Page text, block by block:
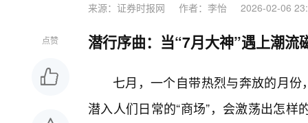
来源：证券时报网 作者：李怡 2026-02-06
点赞 潜行序曲：当“7月大神”遇上潮流
七月，一个自带热烈与奔放的月份
潜入人们日常的“商场”，会激荡出怎